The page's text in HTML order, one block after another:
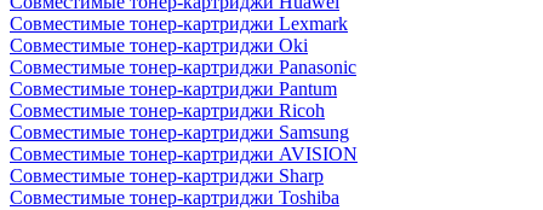
Совместимые тонер-картриджи Lexmark
Совместимые тонер-картриджи Oki
Совместимые тонер-картриджи Panasonic
Совместимые тонер-картриджи Pantum
Совместимые тонер-картриджи Ricoh
Совместимые тонер-картриджи Samsung
Совместимые тонер-картриджи AVISION
Совместимые тонер-картриджи Sharp
Совместимые тонер-картриджи Toshiba